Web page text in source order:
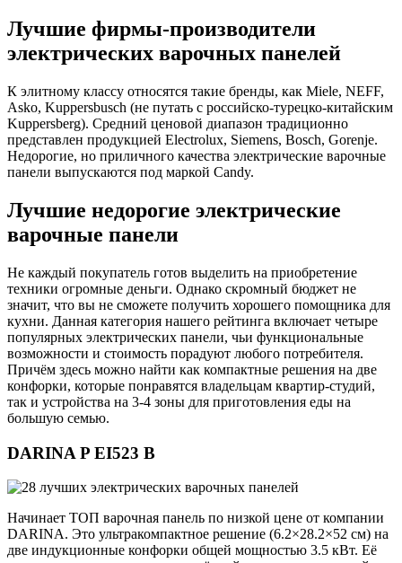
Лучшие фирмы-производители
электрических варочных панелей
К элитному классу относятся такие бренды, как Miele, NEFF,
Asko, Kuppersbusch (не путать с российско-турецко-китайским
Kuppersberg). Средний ценовой диапазон традиционно
представлен продукцией Electrolux, Siemens, Bosch, Gorenje.
Недорогие, но приличного качества электрические варочные
панели выпускаются под маркой Candy.
Лучшие недорогие электрические
варочные панели
Не каждый покупатель готов выделить на приобретение
техники огромные деньги. Однако скромный бюджет не
значит, что вы не сможете получить хорошего помощника для
кухни. Данная категория нашего рейтинга включает четыре
популярных электрических панели, чьи функциональные
возможности и стоимость порадуют любого потребителя.
Причём здесь можно найти как компактные решения на две
конфорки, которые понравятся владельцам квартир-студий,
так и устройства на 3-4 зоны для приготовления еды на
большую семью.
DARINA P EI523 B
Начинает ТОП варочная панель по низкой цене от компании
DARINA. Это ультракомпактное решение (6.2×28.2×52 см) на
две индукционные конфорки общей мощностью 3.5 кВт. Её